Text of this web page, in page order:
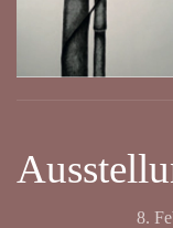
8.